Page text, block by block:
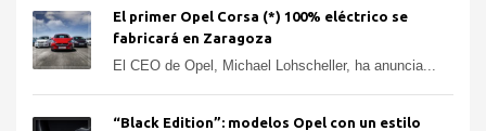
El primer Opel Corsa (*) 100% eléctrico se
fabricará en Zaragoza
El CEO de Opel, Michael Lohscheller, ha anuncia...
“Black Edition”: modelos Opel con un estilo